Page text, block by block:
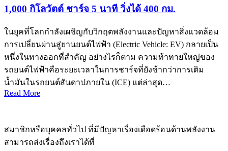
1,000 กิโลวัตต์ ชาร์จ 5 นาที วิ่งได้ 400 กม.
ในยุคที่โลกกำลังเผชิญกับวิกฤตพลังงานและปัญหาสิ่งแวดล้อม
การเปลี่ยนผ่านสู่ยานยนต์ไฟฟ้า (Electric Vehicle: EV) กลายเป็น
หนึ่งในทางออกที่สำคัญ อย่างไรก็ตาม ความท้าทายใหญ่ของ
รถยนต์ไฟฟ้าคือระยะเวลาในการชาร์จที่ยังช้ากว่าการเติม
น้ำมันในรถยนต์สันดาปภายใน (ICE) แต่ล่าสุด…
Read More
สมาชิกหรือบุคคลทั่วไป ที่มีปัญหาเรื่องเดือดร้อนด้านพลังงาน
สามารถส่งเรื่องถึงเราได้ที่